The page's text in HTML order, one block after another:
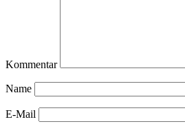
Kommentar
Name
E-Mail